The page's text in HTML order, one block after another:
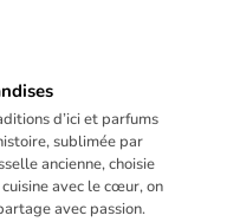
d’ici et parfums
sublimée par
ancienne, choisie
avec le cœur, on
avec passion.